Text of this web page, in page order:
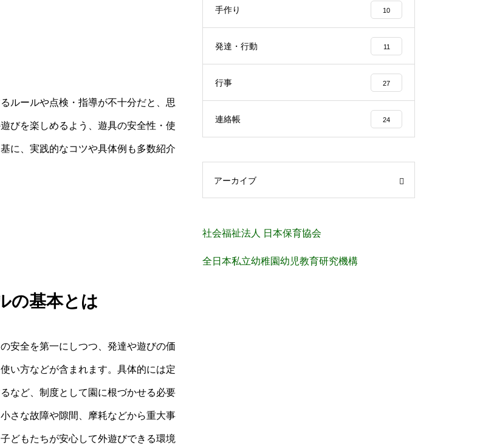
ルールや点検・指導が不十分だと、思
びを楽しめるよう、遊具の安全性・使
に、実践的なコツや具体例も多数紹介
の基本とは
安全を第一にしつつ、発達や遊びの価
い方などが含まれます。具体的には定
など、制度として園に根づかせる必要
さな故障や隙間、摩耗などから重大事
どもたちが安心して外遊びできる環境
手作り 10
発達・行動 11
行事 27
連絡帳 24
アーカイブ
社会福祉法人 日本保育協会
全日本私立幼稚園幼児教育研究機構